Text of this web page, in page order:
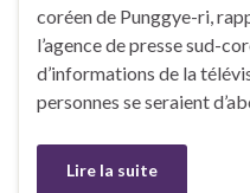
coréen de Punggye-ri,
l’agence de presse sud-
d’informations de la
personnes se seraient
Lire la suite